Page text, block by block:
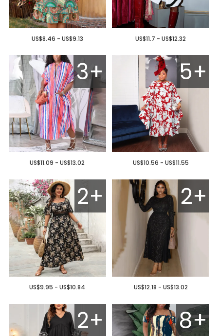
US$8.46 - US$9.13 US$11.7 - US$12.32
3+
US$11.09 - US$13.02
5+
US$10.56 - US$11.55
2+
US$9.95 - US$10.84
2+
US$12.18 - US$13.02
2+ 8+